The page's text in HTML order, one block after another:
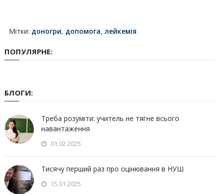
Мітки: доногри, допомога, лейкемія
ПОПУЛЯРНЕ:
БЛОГИ:
Треба розуміти: учитель не тягне всього
навантаження
01.02.2025
Тисячу перший раз про оцінювання в НУШ
15.01.2025